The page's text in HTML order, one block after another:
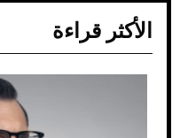
الأكثر قراءة